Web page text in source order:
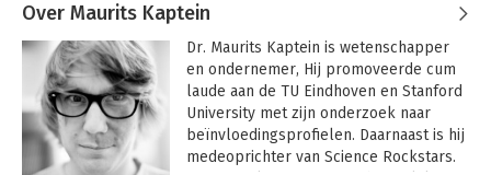
Over Maurits Kaptein
Dr. Maurits Kaptein is wetenschapper
en ondernemer, Hij promoveerde cum
laude aan de TU Eindhoven en Stanford
University met zijn onderzoek naar
beïnvloedingsprofielen. Daarnaast is hij
medeoprichter van Science Rockstars.